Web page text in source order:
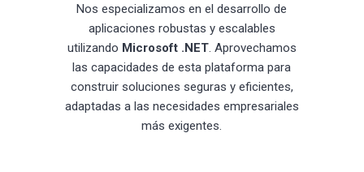
Nos especializamos en el desarrollo de
aplicaciones robustas y escalables
utilizando Microsoft .NET. Aprovechamos
las capacidades de esta plataforma para
construir soluciones seguras y eficientes,
adaptadas a las necesidades empresariales
más exigentes.